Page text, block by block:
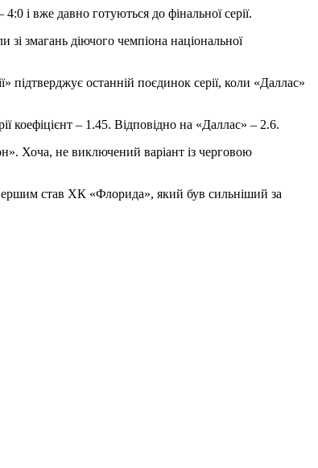
і вже давно готуються до фінальної серії.
змагань діючого чемпіона національної
підтверджує останній поєдинок серії, коли «Даллас»
коефіцієнт – 1.45. Відповідно на «Даллас» – 2.6.
Хоча, не виключений варіант із черговою
став ХК «Флорида», який був сильніший за